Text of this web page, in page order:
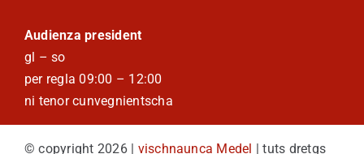
Audienza president
gl – so
per regla 09:00 – 12:00
ni tenor cunvegnientscha
© copyright 2026 | vischnaunca Medel | tuts dretgs